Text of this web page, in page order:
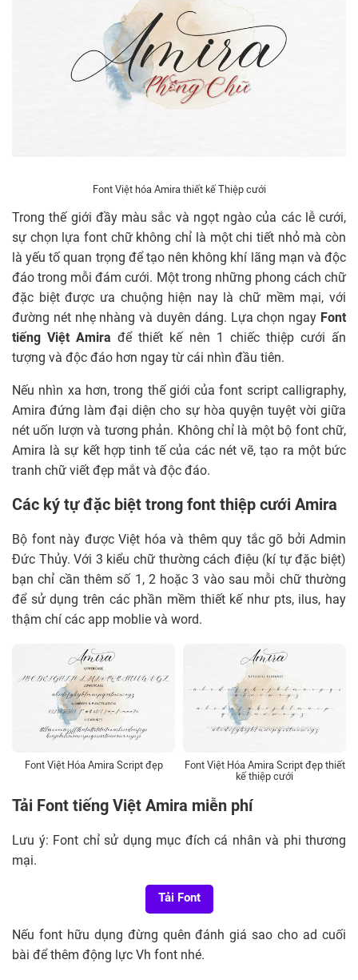
Font Việt hóa Amira thiết kế Thiệp cưới
Trong thế giới đầy màu sắc và ngọt ngào của các lễ cưới,
sự chọn lựa font chữ không chỉ là một chi tiết nhỏ mà còn
là yếu tố quan trọng để tạo nên không khí lãng mạn và độc
đáo trong mỗi đám cưới. Một trong những phong cách chữ
đặc biệt được ưa chuộng hiện nay là chữ mềm mại, với
đường nét nhẹ nhàng và duyên dáng. Lựa chọn ngay Font
tiếng Việt Amira để thiết kế nên 1 chiếc thiệp cưới ấn
tượng và độc đáo hơn ngay từ cái nhìn đầu tiên.
Nếu nhìn xa hơn, trong thế giới của font script calligraphy,
Amira đứng làm đại diện cho sự hòa quyện tuyệt vời giữa
nét uốn lượn và tương phản. Không chỉ là một bộ font chữ,
Amira là sự kết hợp tinh tế của các nét vẽ, tạo ra một bức
tranh chữ viết đẹp mắt và độc đáo.
Các ký tự đặc biệt trong font thiệp cưới Amira
Bộ font này được Việt hóa và thêm quy tắc gõ bởi Admin
Đức Thủy. Với 3 kiểu chữ thường cách điệu (kí tự đặc biệt)
bạn chỉ cần thêm số 1, 2 hoặc 3 vào sau mỗi chữ thường
để sử dụng trên các phần mềm thiết kế như pts, ilus, hay
thậm chí các app moblie và word.
Font Việt Hóa Amira Script đẹp
Font Việt Hóa Amira Script đẹp thiết
kế thiệp cưới
Tải Font tiếng Việt Amira miễn phí
Lưu ý: Font chỉ sử dụng mục đích cá nhân và phi thương
mại.
Tải Font
Nếu font hữu dụng đừng quên đánh giá sao cho ad cuối
bài để thêm động lực Vh font nhé.